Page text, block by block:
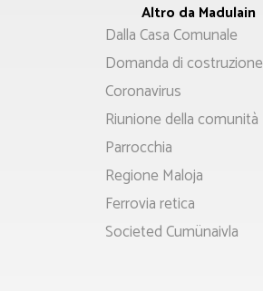
Altro da Madulain
Menù
principale
Dalla Casa Comunale
Domanda di costruzione
Coronavirus
Riunione della comunità
Parrocchia
Regione Maloja
Ferrovia retica
Societed Cumünaivla